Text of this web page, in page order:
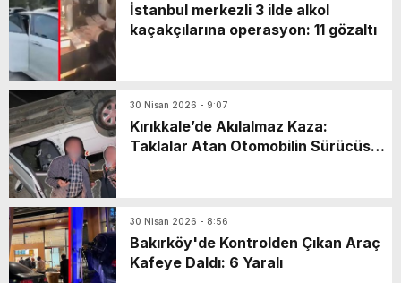
İstanbul merkezli 3 ilde alkol
kaçakçılarına operasyon: 11 gözaltı
30 Nisan 2026 - 9:07
Kırıkkale’de Akılalmaz Kaza:
Taklalar Atan Otomobilin Sürücüsü
30 Nisan 2026 - 8:56
Bakırköy'de Kontrolden Çıkan Araç
Kafeye Daldı: 6 Yaralı